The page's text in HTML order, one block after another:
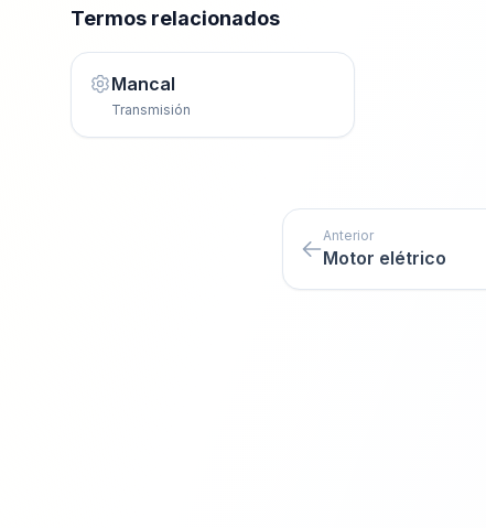
Termos relacionados
Mancal
Transmisión
Anterior
Motor elétrico